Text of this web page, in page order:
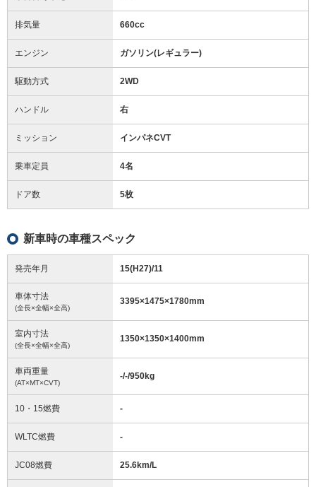
排気量 660cc
エンジン ガソリン(レギュラー)
駆動方式 2WD
ハンドル 右
ミッション インパネCVT
乗車定員 4名
ドア数 5枚
新車時の車種スペック
発売年月 15(H27)/11
車体寸法
(全長×全幅×全高)
3395×1475×1780mm
室内寸法
(全長×全幅×全高)
1350×1350×1400mm
車両重量
(AT×MT×CVT)
-/-/950kg
10・15燃費 -
WLTC燃費 -
JC08燃費 25.6km/L